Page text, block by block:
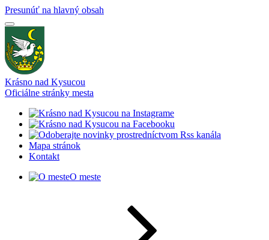
Presunúť na hlavný obsah
Krásno nad Kysucou
Oficiálne stránky mesta
Mapa stránok
Kontakt
O meste